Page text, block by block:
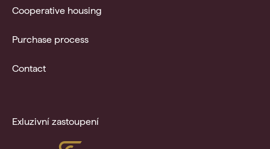
Cooperative housing
Purchase process
Contact
Exluzivní zastoupení